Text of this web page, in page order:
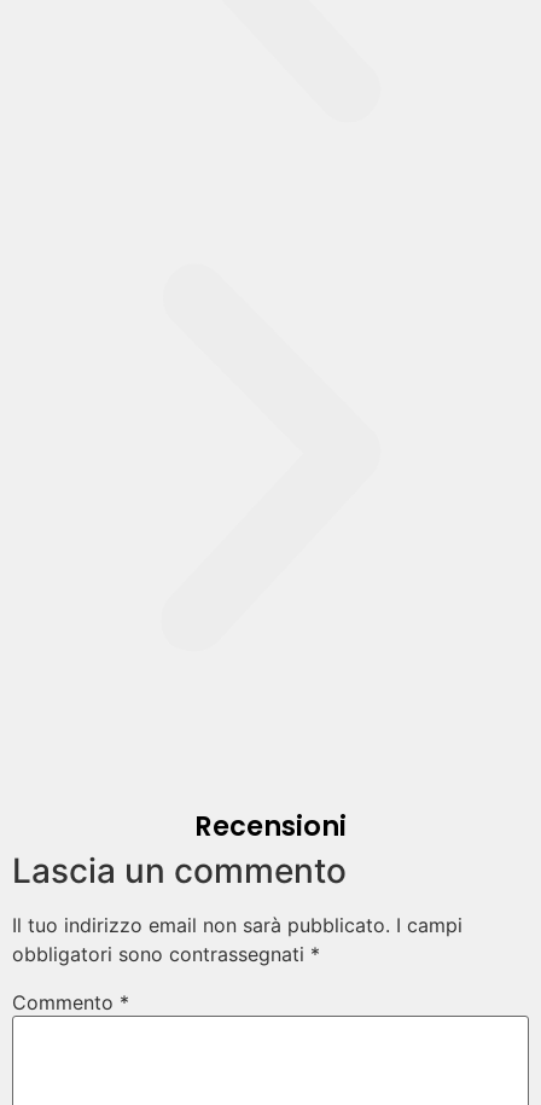
Recensioni
Lascia un commento
Il tuo indirizzo email non sarà pubblicato. I campi
obbligatori sono contrassegnati *
Commento *